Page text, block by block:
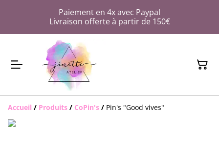
Paiement en 4x avec Paypal
Livraison offerte à partir de 150€
Accueil / Produits / CoPin's / Pin's "Good vives"